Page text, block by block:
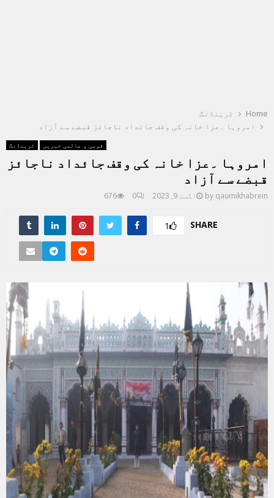
Home
ٹرینڈنگ
امروہا ۔عزا خانہ کی وقف جائداد ناجائز قبضے سے آزاد
ٹرینڈنگ قومی و عالمی خبریں
امروہا ۔عزا خانہ کی وقف جائداد ناجائز
قبضے سے آزاد
by qaumikhabrein اگست 9, 2023 0
676
SHARE
1